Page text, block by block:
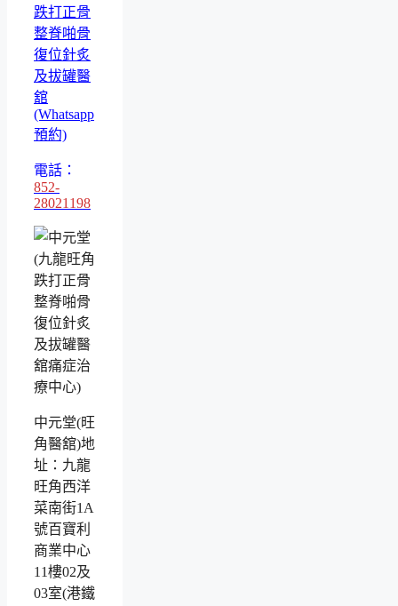
跌打正骨
整脊啪骨
復位針炙
及拔罐醫
舘
(Whatsapp
預約)
電話：
852-
28021198
中元堂(旺
角醫舘)地
址：九龍
旺角西洋
菜南街1A
號百寶利
商業中心
11樓02及
03室(港鐵